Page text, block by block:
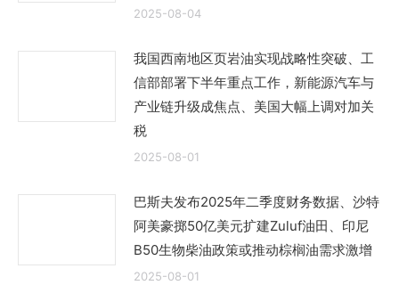
2025-08-04
我国西南地区页岩油实现战略性突破、工
信部部署下半年重点工作，新能源汽车与
产业链升级成焦点、美国大幅上调对加关
税
2025-08-01
巴斯夫发布2025年二季度财务数据、沙特
阿美豪掷50亿美元扩建Zuluf油田、印尼
B50生物柴油政策或推动棕榈油需求激增
2025-08-01